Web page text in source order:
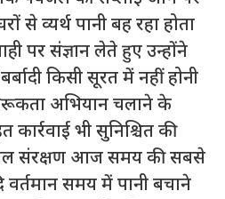
से व्यर्थ पानी बह रहा होता
पर संज्ञान लेते हुए उन्होंने
किसी सूरत में नहीं होनी
अभियान चलाने के
भी सुनिश्चित की
जल संरक्षण आज समय की सबसे
समय में पानी बचाने